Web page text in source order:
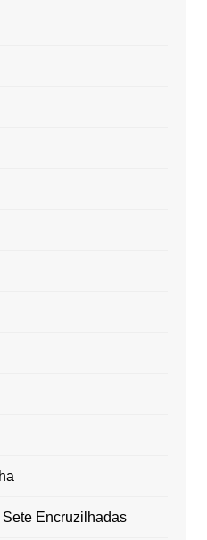
Encruzilhadas